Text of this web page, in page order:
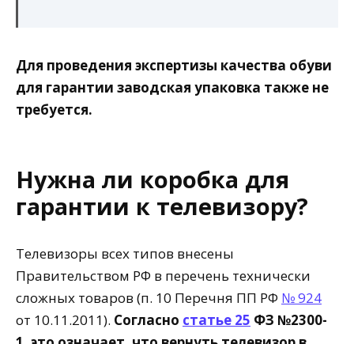
Для проведения экспертизы качества обуви
для гарантии заводская упаковка также не
требуется.
Нужна ли коробка для
гарантии к телевизору?
Телевизоры всех типов внесены
Правительством РФ в перечень технически
сложных товаров (п. 10 Перечня ПП РФ № 924
от 10.11.2011). Согласно статье 25 ФЗ №2300-